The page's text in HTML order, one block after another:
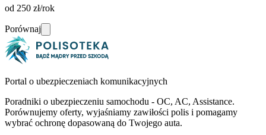
od 250 zł/rok
Porównaj
Portal o ubezpieczeniach komunikacyjnych
Poradniki o ubezpieczeniu samochodu - OC, AC, Assistance.
Porównujemy oferty, wyjaśniamy zawiłości polis i pomagamy
wybrać ochronę dopasowaną do Twojego auta.